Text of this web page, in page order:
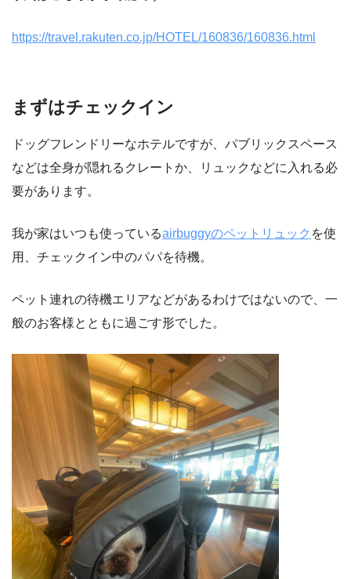
https://travel.rakuten.co.jp/HOTEL/160836/160836.html
まずはチェックイン
ドッグフレンドリーなホテルですが、パブリックスペース
などは全身が隠れるクレートか、リュックなどに入れる必
要があります。
我が家はいつも使っているairbuggyのペットリュック を使
用、チェックイン中のパパを待機。
ペット連れの待機エリアなどがあるわけではないので、一
般のお客様とともに過ごす形でした。